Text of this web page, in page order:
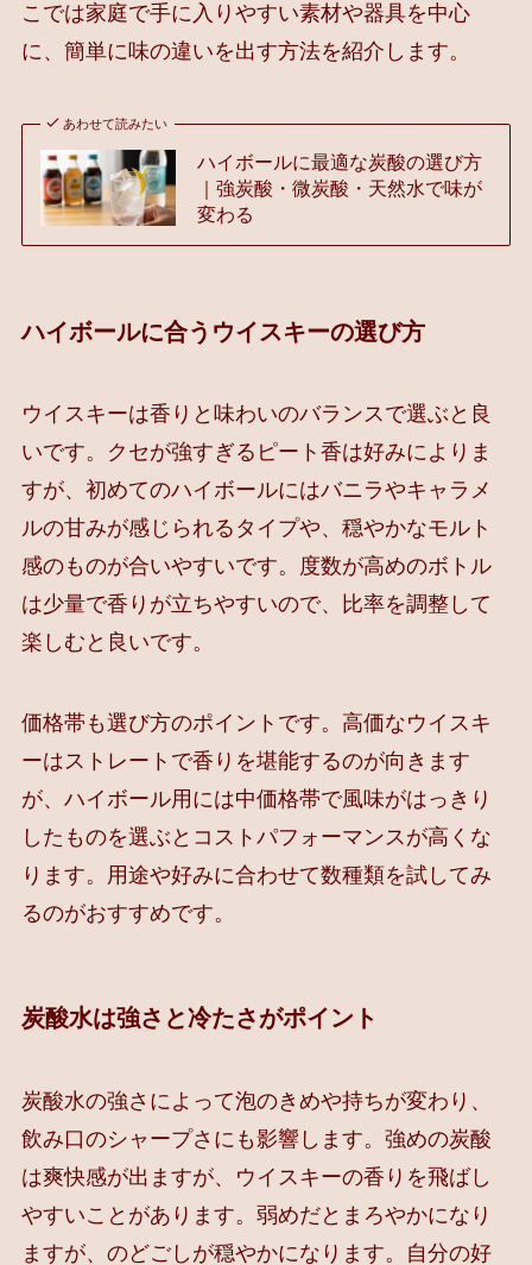
こでは家庭で手に入りやすい素材や器具を中心
に、簡単に味の違いを出す方法を紹介します。
あわせて読みたい
ハイボールに最適な炭酸の選び方
｜強炭酸・微炭酸・天然水で味が
変わる
ハイボールに合うウイスキーの選び方
ウイスキーは香りと味わいのバランスで選ぶと良
いです。クセが強すぎるピート香は好みによりま
すが、初めてのハイボールにはバニラやキャラメ
ルの甘みが感じられるタイプや、穏やかなモルト
感のものが合いやすいです。度数が高めのボトル
は少量で香りが立ちやすいので、比率を調整して
楽しむと良いです。
価格帯も選び方のポイントです。高価なウイスキ
ーはストレートで香りを堪能するのが向きます
が、ハイボール用には中価格帯で風味がはっきり
したものを選ぶとコストパフォーマンスが高くな
ります。用途や好みに合わせて数種類を試してみ
るのがおすすめです。
炭酸水は強さと冷たさがポイント
炭酸水の強さによって泡のきめや持ちが変わり、
飲み口のシャープさにも影響します。強めの炭酸
は爽快感が出ますが、ウイスキーの香りを飛ばし
やすいことがあります。弱めだとまろやかになり
ますが、のどごしが穏やかになります。自分の好